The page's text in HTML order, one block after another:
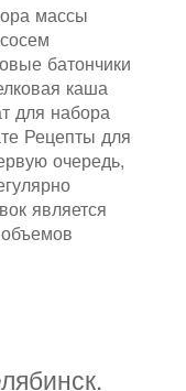
массы
батончики
каша
для набора
Рецепты для
очередь,
является